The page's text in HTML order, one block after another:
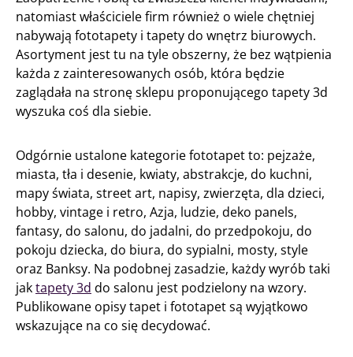
natomiast właściciele firm również o wiele chętniej
nabywają fototapety i tapety do wnętrz biurowych.
Asortyment jest tu na tyle obszerny, że bez wątpienia
każda z zainteresowanych osób, która będzie
zaglądała na stronę sklepu proponującego tapety 3d
wyszuka coś dla siebie.
Odgórnie ustalone kategorie fototapet to: pejzaże,
miasta, tła i desenie, kwiaty, abstrakcje, do kuchni,
mapy świata, street art, napisy, zwierzęta, dla dzieci,
hobby, vintage i retro, Azja, ludzie, deko panels,
fantasy, do salonu, do jadalni, do przedpokoju, do
pokoju dziecka, do biura, do sypialni, mosty, style
oraz Banksy. Na podobnej zasadzie, każdy wyrób taki
jaktapety 3d do salonu jest podzielony na wzory.
Publikowane opisy tapet i fototapet są wyjątkowo
wskazujące na co się decydować.